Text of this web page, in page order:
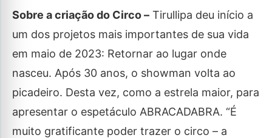
Sobre a criação do Circo – Tirullipa deu início a
um dos projetos mais importantes de sua vida
em maio de 2023: Retornar ao lugar onde
nasceu. Após 30 anos, o showman volta ao
picadeiro. Desta vez, como a estrela maior, para
apresentar o espetáculo ABRACADABRA. “É
muito gratificante poder trazer o circo – a